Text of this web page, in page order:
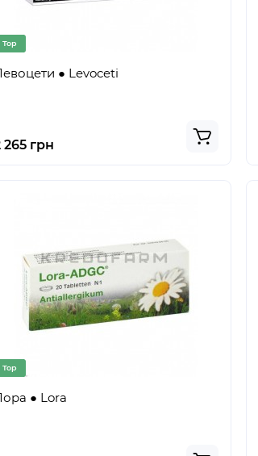
Top
● Levoceti
265 грн
Top
● Lora